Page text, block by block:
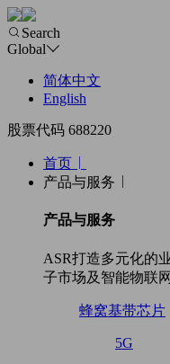
Search
Global
简体中文
English
股票代码 688220
首页
产品与服务
产品与服务
ASR打造多元化的
子市场及智能物联
蜂窝基带芯片
5G